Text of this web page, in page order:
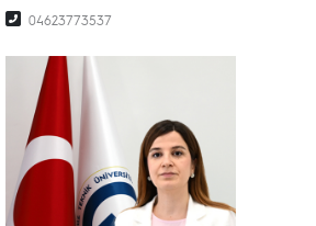
04623773537